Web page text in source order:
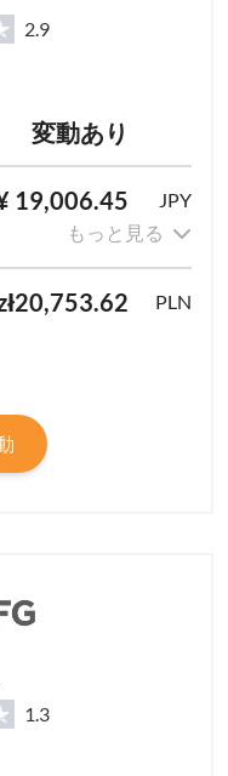
2.9
変動あり
19,006.45
JPY
もっと見る
PLN
1.3